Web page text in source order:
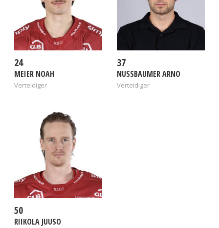
24
MEIER NOAH
Verteidiger
37
NUSSBAUMER ARNO
Verteidiger
50
RIIKOLA JUUSO